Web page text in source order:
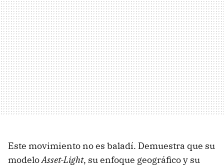
Este movimiento no es baladí. Demuestra que su
modeloAsset-Light, su enfoque geográfico y su